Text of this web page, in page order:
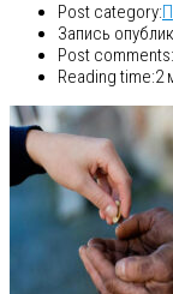
Post category:
Запись
Post comments:
Reading time:2